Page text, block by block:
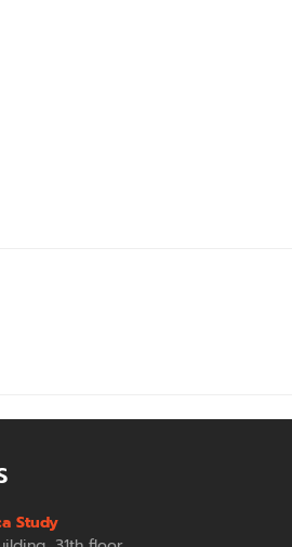
Study